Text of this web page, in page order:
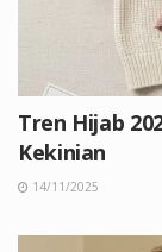
Tren Hijab
Kekinian
14/11/2025